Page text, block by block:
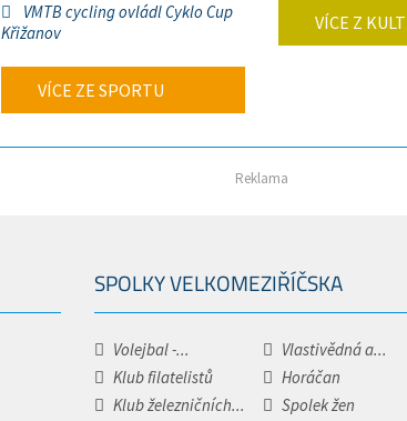
VMTB cycling ovládl Cyklo Cup
Křižanov
VÍCE ZE SPORTU
VÍCE Z
Reklama
SPOLKY VELKOMEZIŘÍČSKA
Volejbal -...
Vlastivědná a...
Klub filatelistů
Horáčan
Klub železničních...
Spolek žen